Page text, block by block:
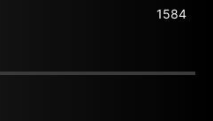
1584